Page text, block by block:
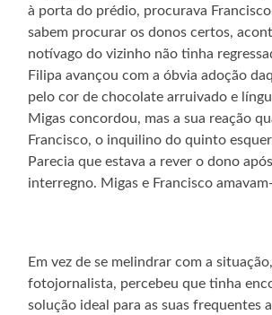
à porta do prédio, procurava
sabem procurar os donos certos,
notívago do vizinho não tinha
Filipa avançou com a óbvia adoção
pelo cor de chocolate arruivado e
Migas concordou, mas a sua reação
Francisco, o inquilino do quinto
Parecia que estava a rever o dono
interregno. Migas e Francisco
Em vez de se melindrar com a
fotojornalista, percebeu que tinha
solução ideal para as suas frequentes